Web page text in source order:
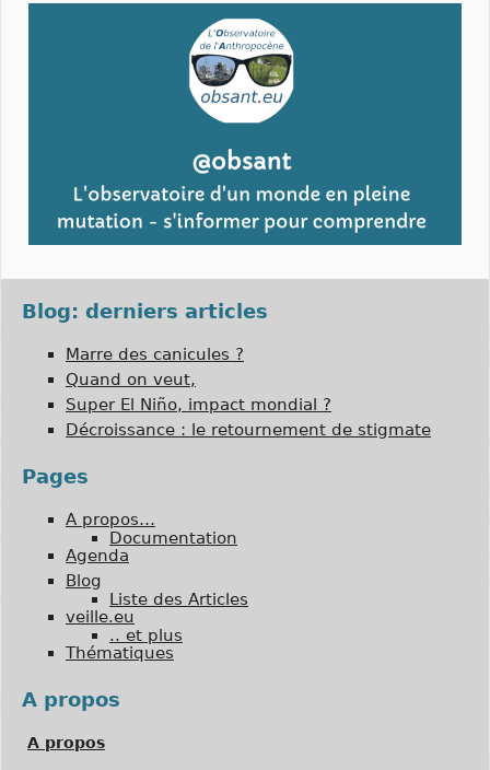
Blog: derniers articles
Marre des canicules ?
Quand on veut,
Super El Niño, impact mondial ?
Décroissance : le retournement de stigmate
Pages
A propos…
Documentation
Agenda
Blog
Liste des Articles
veille.eu
.. et plus
Thématiques
A propos
A propos